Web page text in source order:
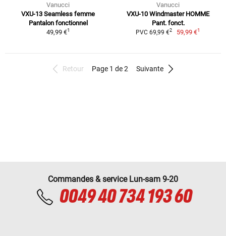
Vanucci
VXU-13 Seamless femme
Pantalon fonctionnel
49,99 €1
Vanucci
VXU-10 Windmaster HOMME
Pant. fonct.
PVC 69,99 €2 59,99 €1
Retour Page 1 de 2 Suivante
Commandes & service Lun-sam 9-20
0049 40 734 193 60